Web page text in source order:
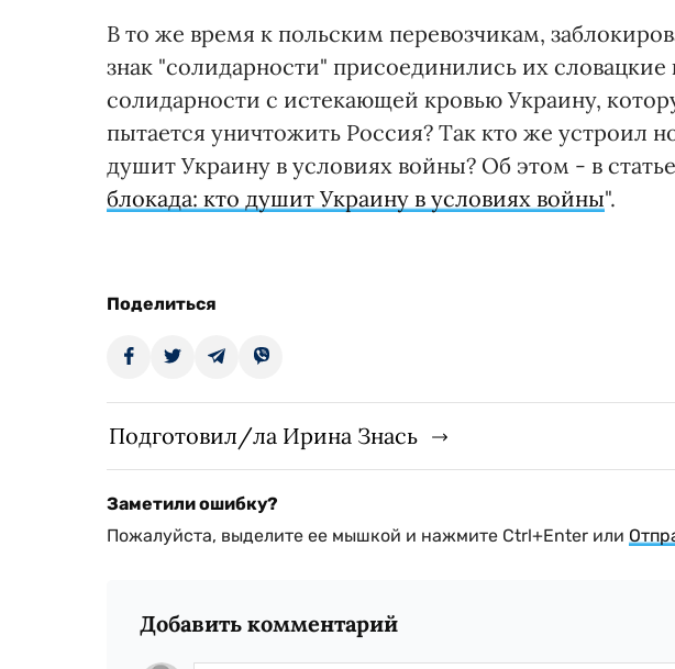
В то же время к польским перевозчикам,
знак "солидарности" присоединились их словацкие
солидарности с истекающей кровью Украину,
пытается уничтожить Россия? Так кто же устроил
душит Украину в условиях войны? Об этом - в статье
блокада: кто душит Украину в условиях войны".
Поделиться
Подготовил/ла Ирина Знась
Заметили ошибку?
Пожалуйста, выделите ее мышкой и нажмите Ctrl+Enter или
Добавить комментарий